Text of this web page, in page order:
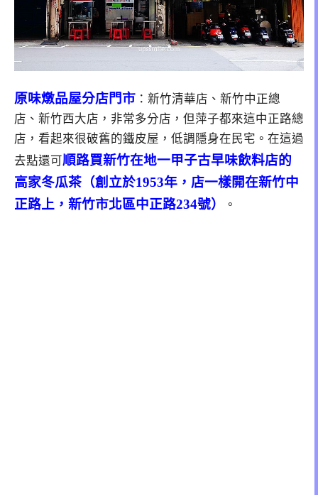
原味燉品屋分店門市 ：新竹清華店、新竹中正總
店、新竹西大店，非常多分店，但萍子都來這中正路總
店，看起來很破舊的鐵皮屋，低調隱身在民宅。在這過
去點還可 順路買新竹在地一甲子古早味飲料店的
高家冬瓜茶（創立於1953年，店一樣開在新竹中
正路上，新竹市北區中正路234號）
。